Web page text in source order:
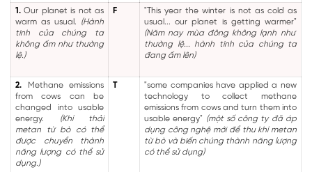
1. Our planet is not as
warm as usual. (Hành
tinh của chúng ta
không ấm như thường
lệ.)
F
"This year the winter is not as cold as
usual... our planet is getting warmer"
(Năm nay mùa đông không lạnh như
thường lệ... hành tinh của chúng ta
đang ấm lên)
2. Methane emissions
from cows can be
changed into usable
energy.
(Khí thải
metan từ bò có thể
được chuyển thành
năng lượng có thể sử
dụng.)
T
"some companies have applied a new
technology to collect methane
emissions from cows and turn them into
usable energy" (một số công ty đã áp
dụng công nghệ mới để thu khí metan
từ bò và biến chúng thành năng lượng
có thể sử dụng)